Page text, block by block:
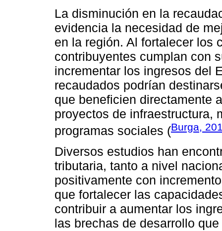
La disminución en la
evidencia la necesidad de
en la región. Al fortalecer los
contribuyentes cumplan con
incrementar los ingresos del
recaudados podrían
que beneficien directamente
proyectos de infraestructura,
programas sociales (Burga,
Diversos estudios han
tributaria, tanto a nivel
positivamente con
que fortalecer las
contribuir a aumentar los
las brechas de desarrollo